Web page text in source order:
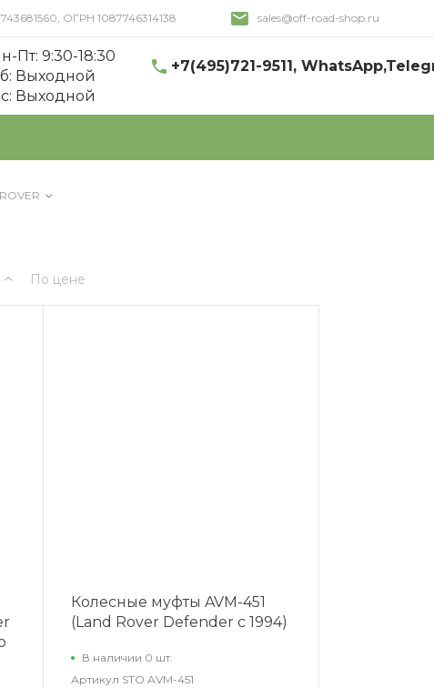
ОГРН 1087746314138 sales@off-road-shop.ru
Пт: 9:30-18:30
Выходной
Выходной
+7(495)721-9511,
По цене
Колесные муфты AVM-451
(Land Rover Defender с 1994)
В наличии 0 шт.
Артикул STO AVM-451